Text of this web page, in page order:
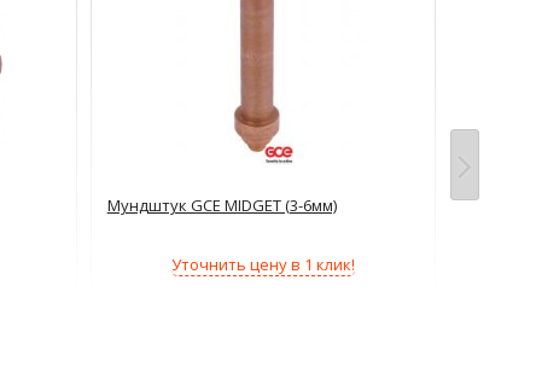
Мундштук GCE MIDGET (3-6мм)
Уточнить цену в 1 клик!